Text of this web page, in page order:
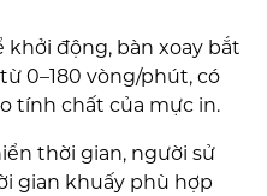
khởi động, bàn xoay bắt
0–180 vòng/phút, có
tính chất của mực in.
thời gian, người sử
gian khuấy phù hợp